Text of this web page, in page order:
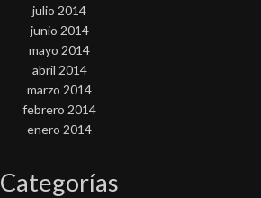
julio 2014
junio 2014
mayo 2014
abril 2014
marzo 2014
febrero 2014
enero 2014
Categorías